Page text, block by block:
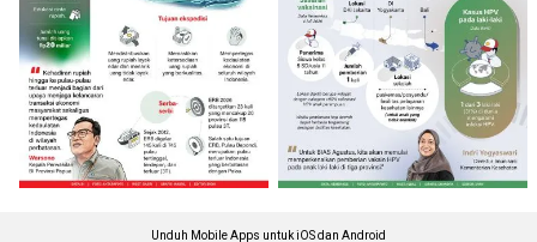
Unduh Mobile Apps untuk iOS dan Android